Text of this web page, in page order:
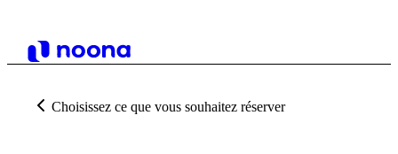
Choisissez ce que vous souhaitez réserver